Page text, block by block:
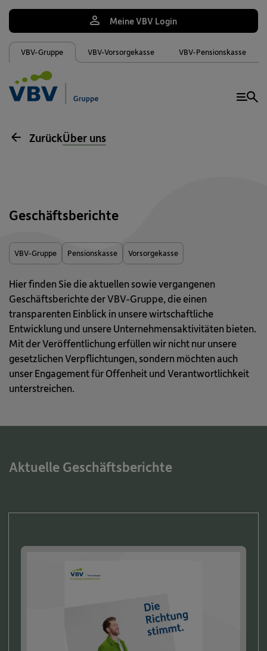
VBV-Gruppe VBV-Vorsorgekasse VBV-Pensionskasse
Meine VBV Login
ZurückÜber uns
Geschäftsberichte
VBV-Gruppe Pensionskasse Vorsorgekasse
Hier finden Sie die aktuellen sowie vergangenen
Geschäftsberichte der VBV-Gruppe, die einen
transparenten Einblick in unsere wirtschaftliche
Entwicklung und unsere Unternehmensaktivitäten bieten.
Mit der Veröffentlichung erfüllen wir nicht nur unsere
gesetzlichen Verpflichtungen, sondern möchten auch
unser Engagement für Offenheit und Verantwortlichkeit
unterstreichen.
Aktuelle Geschäftsberichte